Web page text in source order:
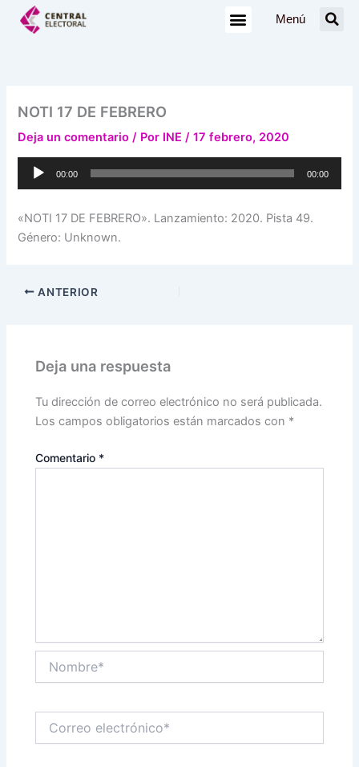
Menú
NOTI 17 DE FEBRERO
Deja un comentario / Por INE/17 febrero, 2020
Reproductor
00:00 00:00
«NOTI 17 DE FEBRERO». Lanzamiento: 2020. Pista 49.
Género: Unknown.
ANTERIOR
Deja una respuesta
Tu dirección de correo electrónico no será publicada.
Los campos obligatorios están marcados con *
Comentario *
electrónico*